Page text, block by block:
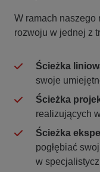
W ramach naszego
rozwoju w jednej z
Ścieżka
swoje
Ścieżka
realizujących
Ścieżka
pogłębiać
w